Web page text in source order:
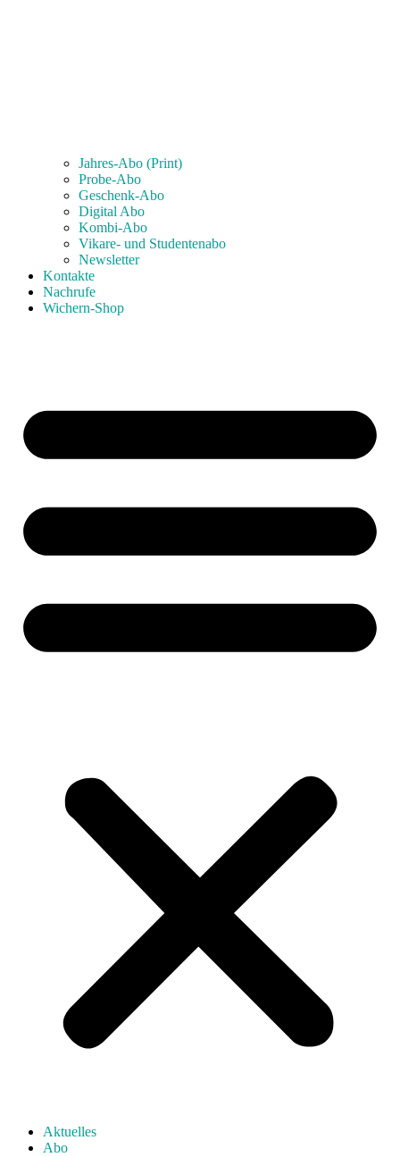
Jahres-Abo (Print)
Probe-Abo
Geschenk-Abo
Digital Abo
Kombi-Abo
Vikare- und Studentenabo
Newsletter
Kontakte
Nachrufe
Wichern-Shop
Aktuelles
Abo